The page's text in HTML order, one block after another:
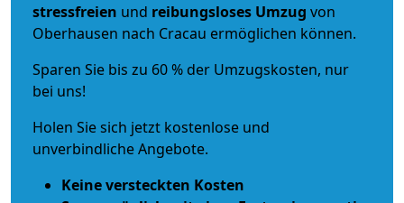
stressfreien und reibungsloses Umzug von
Oberhausen nach Cracau ermöglichen können.
Sparen Sie bis zu 60 % der Umzugskosten, nur
bei uns!
Holen Sie sich jetzt kostenlose und
unverbindliche Angebote.
Keine versteckten Kosten